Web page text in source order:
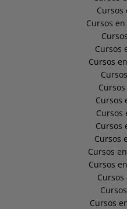
Cursos
Cursos
Cursos
Cursos
Cursos
Cursos
Cursos
Cursos
Cursos
Cursos
Cursos
Cursos